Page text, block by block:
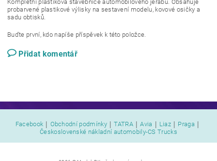
Kompletní plastiková stavebnice automobilového jeřábu. Obsahuje
probarvené plastikové výlisky na sestavení modelu, kovové osičky a
sadu obtisků.
Buďte první, kdo napíše příspěvek k této položce.
Přidat komentář
Facebook | Obchodní podmínky | TATRA | Avia | Liaz | Praga |
Československé nákladní automobily-CS Trucks